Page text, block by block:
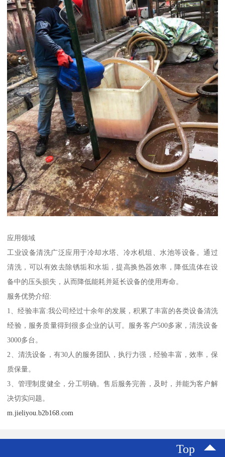
应用领域
工业设备清洗广泛应用于冷却水塔、冷水机组、水池等设备。通过
清洗，可以有效去除锈垢和水垢，提高换热器效率，降低流体在设
备中的压头损失，从而降低能耗并延长设备的使用寿命。
服务优势介绍:
1、经验丰富:我公司经过十余年的发展，积累了丰富的各类设备清洗
经验，服务质量得到很多企业的认可。服务客户500多家，清洗设备
3000多台。
2、清洗设备，有30人的服务团队，执行力强，经验丰富，效率，保
质保量。
3、管理制度健全，分工明确。售后服务完善，及时，并能为客户解
决切实问题。
m.jieliyou.b2b168.com
Top